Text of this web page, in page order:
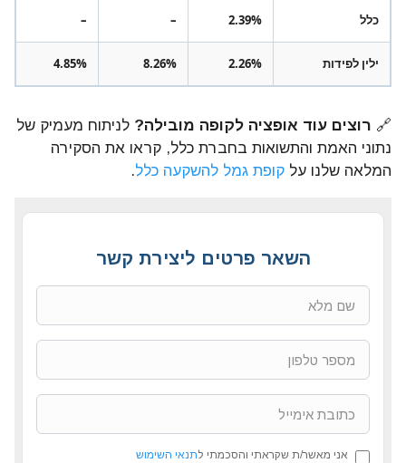
כלל 2.39%
–
–
ילין לפידות 2.26%
8.26%
4.85%
🔗 רוצים עוד אופציה לקופה מובילה? לניתוח מעמיק של
נתוני האמת והתשואות בחברת כלל, קראו את הסקירה
המלאה שלנו על קופת גמל להשקעה כלל.
השאר פרטים ליצירת קשר
אני מאשר/ת שקראתי והסכמתי לתנאי השימוש